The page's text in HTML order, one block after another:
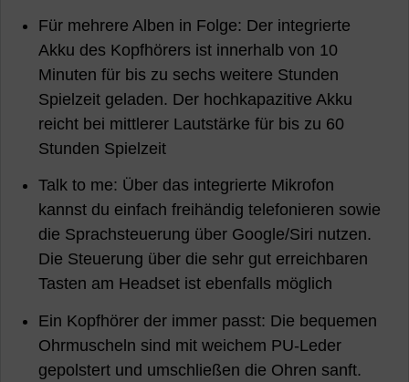
Für mehrere Alben in Folge: Der integrierte
Akku des Kopfhörers ist innerhalb von 10
Minuten für bis zu sechs weitere Stunden
Spielzeit geladen. Der hochkapazitive Akku
reicht bei mittlerer Lautstärke für bis zu 60
Stunden Spielzeit
Talk to me: Über das integrierte Mikrofon
kannst du einfach freihändig telefonieren sowie
die Sprachsteuerung über Google/Siri nutzen.
Die Steuerung über die sehr gut erreichbaren
Tasten am Headset ist ebenfalls möglich
Ein Kopfhörer der immer passt: Die bequemen
Ohrmuscheln sind mit weichem PU-Leder
gepolstert und umschließen die Ohren sanft.